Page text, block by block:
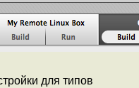
для типов